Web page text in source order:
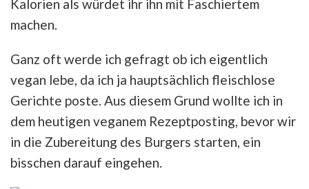
Kalorien als würdet ihr ihn mit Faschiertem
machen.
Ganz oft werde ich gefragt ob ich eigentlich
vegan lebe, da ich ja hauptsächlich fleischlose
Gerichte poste. Aus diesem Grund wollte ich in
dem heutigen veganem Rezeptposting, bevor wir
in die Zubereitung des Burgers starten, ein
bisschen darauf eingehen.